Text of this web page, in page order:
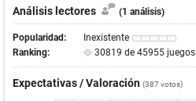
Análisis lectores (1 análisis)
Popularidad: Inexistente
Ranking: 30819 de 45955 juegos
Expectativas / Valoración (387votos)